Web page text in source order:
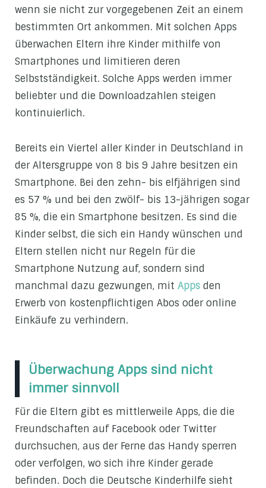
wenn sie nicht zur vorgegebenen Zeit an einem
bestimmten Ort ankommen. Mit solchen Apps
überwachen Eltern ihre Kinder mithilfe von
Smartphones und limitieren deren
Selbstständigkeit. Solche Apps werden immer
beliebter und die Downloadzahlen steigen
kontinuierlich.
Bereits ein Viertel aller Kinder in Deutschland in
der Altersgruppe von 8 bis 9 Jahre besitzen ein
Smartphone. Bei den zehn- bis elfjährigen sind
es 57 % und bei den zwölf- bis 13-jährigen sogar
85 %, die ein Smartphone besitzen. Es sind die
Kinder selbst, die sich ein Handy wünschen und
Eltern stellen nicht nur Regeln für die
Smartphone Nutzung auf, sondern sind
manchmal dazu gezwungen, mit Apps den
Erwerb von kostenpflichtigen Abos oder online
Einkäufe zu verhindern.
Überwachung Apps sind nicht
immer sinnvoll
Für die Eltern gibt es mittlerweile Apps, die die
Freundschaften auf Facebook oder Twitter
durchsuchen, aus der Ferne das Handy sperren
oder verfolgen, wo sich ihre Kinder gerade
befinden. Doch die Deutsche Kinderhilfe sieht